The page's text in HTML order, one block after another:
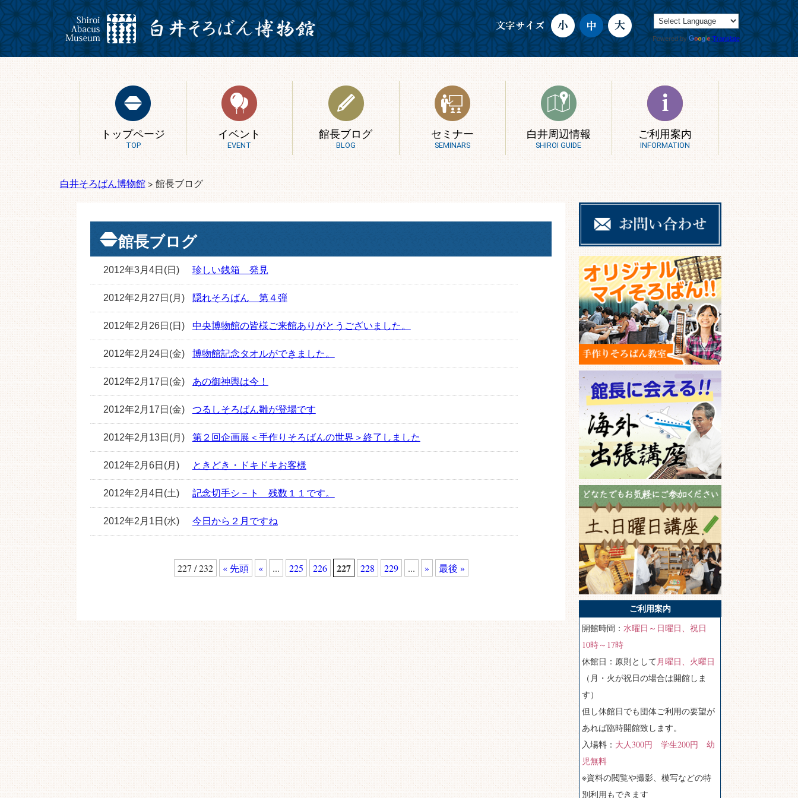
Powered by Translate
トップページ
TOP
イベント
EVENT
館長ブログ
BLOG
セミナー
SEMINARS
白井周辺情報
SHIROI GUIDE
ご利用案内
INFORMATION
白井そろばん博物館> 館長ブログ
館長ブログ
2012年3月4日(日) 珍しい銭箱 発見
2012年2月27日(月) 隠れそろばん 第４弾
2012年2月26日(日) 中央博物館の皆様ご来館ありがとうございました。
2012年2月24日(金) 博物館記念タオルができました。
2012年2月17日(金) あの御神輿は今！
2012年2月17日(金) つるしそろばん雛が登場です
2012年2月13日(月) 第２回企画展＜手作りそろばんの世界＞終了しました
2012年2月6日(月) ときどき・ドキドキお客様
2012年2月4日(土) 記念切手シ－ト 残数１１です。
2012年2月1日(水) 今日から２月ですね
227 / 232 « 先頭 « ... 225 226 227 228 229 ... » 最後 »
ご利用案内
開館時間：水曜日～日曜日、祝日
10時～17時
休館日：原則として月曜日、火曜日
（月・火が祝日の場合は開館しま
す）
但し休館日でも団体ご利用の要望が
あれば臨時開館致します。
入場料： 大人300円 学生200円 幼
児無料
※資料の閲覧や撮影、模写などの特
別利用もできます